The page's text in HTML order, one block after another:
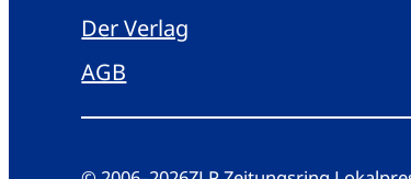
Der Verlag
AGB